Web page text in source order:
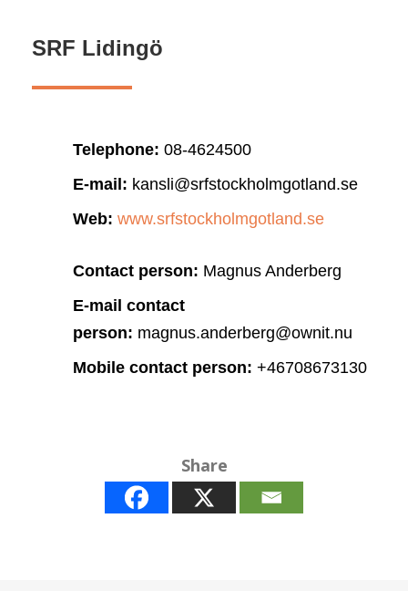
SRF Lidingö
Telephone: 08-4624500
E-mail: kansli@srfstockholmgotland.se
Web: www.srfstockholmgotland.se
Contact person: Magnus Anderberg
E-mail contact
person: magnus.anderberg@ownit.nu
Mobile contact person: +46708673130
Share